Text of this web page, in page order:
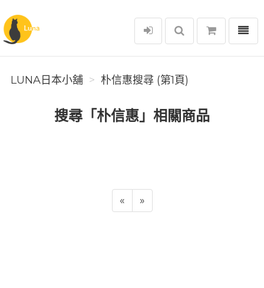
Luna日本小舖
選單
LUNA日本小舖 朴信惠搜尋 (第1頁)
搜尋「朴信惠」相關商品
« »